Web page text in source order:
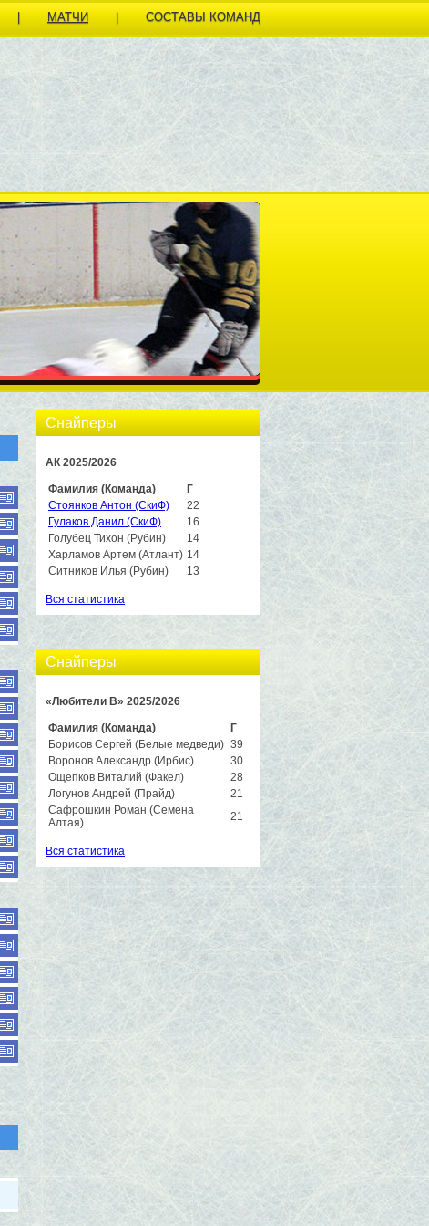
| МАТЧИ | СОСТАВЫ КОМАНД
Снайперы
АК 2025/2026
Фамилия (Команда)
Г
Стоянков Антон (СкиФ)
22
Гулаков Данил (СкиФ)
16
Голубец Тихон (Рубин)
14
Харламов Артем (Атлант) 14
Ситников Илья (Рубин)
13
Вся статистика
Снайперы
«Любители B» 2025/2026
Фамилия (Команда)
Г
Борисов Сергей (Белые медведи) 39
Воронов Александр (Ирбис)
30
Ощепков Виталий (Факел)
28
Логунов Андрей (Прайд)
21
Сафрошкин Роман (Семена
Алтая)
21
Вся статистика